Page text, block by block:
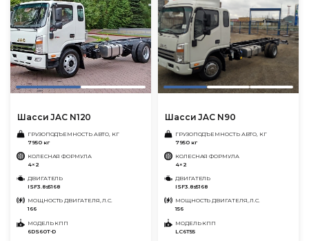
Шасси JAC N120
ГРУЗОПОДЪЕМНОСТЬ АВТО, КГ
7950 кг
КОЛЕСНАЯ ФОРМУЛА
4×2
ДВИГАТЕЛЬ
ISF3.8s5168
МОЩНОСТЬ ДВИГАТЕЛЯ, Л.С.
166
МОДЕЛЬ КПП
6DS60T-D
Шасси JAC N90
ГРУЗОПОДЪЕМНОСТЬ АВТО, КГ
7950 кг
КОЛЕСНАЯ ФОРМУЛА
4×2
ДВИГАТЕЛЬ
ISF3.8s5168
МОЩНОСТЬ ДВИГАТЕЛЯ, Л.С.
156
МОДЕЛЬ КПП
LC6T55